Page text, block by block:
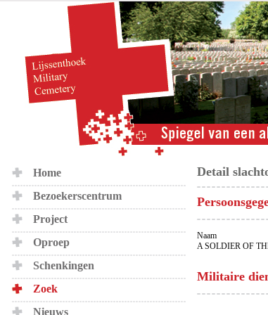
Home
Bezoekerscentrum
Project
Oproep
Schenkingen
Zoek
Nieuws
Detail
Naam
A SOLDIER OF
Militaire